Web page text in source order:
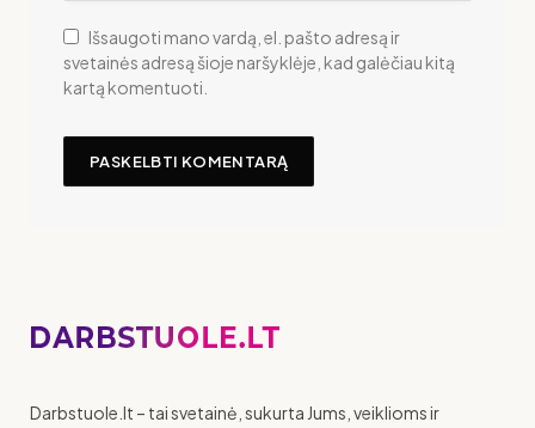
Išsaugoti mano vardą, el. pašto adresą ir
svetainės adresą šioje naršyklėje, kad galėčiau kitą
kartą komentuoti.
Darbstuole.lt – tai svetainė, sukurta Jums, veiklioms ir